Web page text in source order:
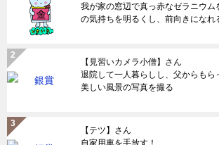
我が家の窓辺で真っ赤なゼラニウム
の気持ちを明るくし、前向きになれ
【見習いカメラ小僧】さん
退院して一人暮らしし、父からもら
美しい風景の写真を撮る
【テツ】さん
自家用車を手放す！